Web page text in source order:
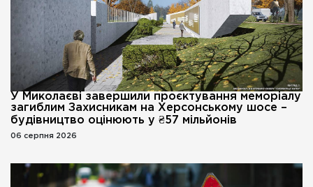
У Миколаєві завершили проєктування меморіалу
загиблим Захисникам на Херсонському шосе –
будівництво оцінюють у ₴57 мільйонів
06 серпня 2026